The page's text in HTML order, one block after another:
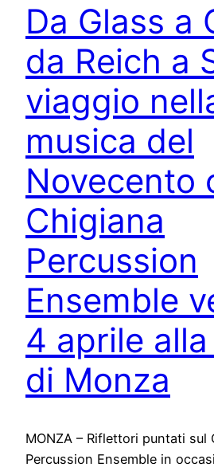
Da Glass a
da Reich a
viaggio
musica del
Novecento
Chigiana
Percussion
Ensemble
4 aprile
di Monza
MONZA – Riflettori puntati sul
Percussion Ensemble in